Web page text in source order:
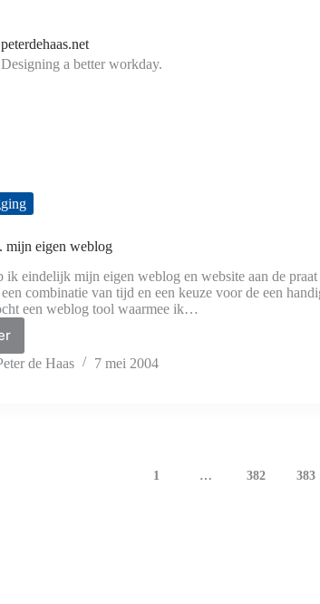
peterdehaas.net
Designing a better workday.
eigen weblog
ik eindelijk mijn eigen weblog en website aan de
combinatie van tijd en een keuze voor de een
een weblog tool waarmee ik…
de Haas 7 mei 2004
1 … 382 383